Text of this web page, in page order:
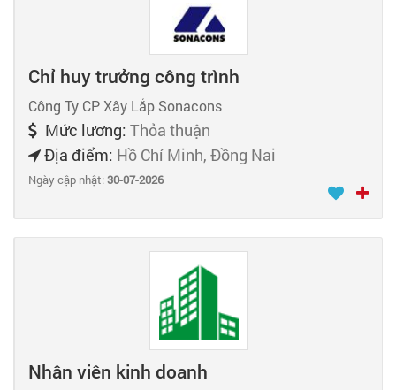
Chỉ huy trưởng công trình
Công Ty CP Xây Lắp Sonacons
Mức lương: Thỏa thuận
Địa điểm: Hồ Chí Minh, Đồng Nai
Ngày cập nhật:30-07-2026
Nhân viên kinh doanh